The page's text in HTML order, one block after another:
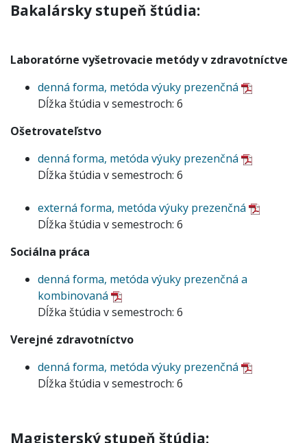
Bakalársky stupeň štúdia:
Laboratórne vyšetrovacie metódy v zdravotníctve
denná forma, metóda výuky prezenčná
Dĺžka štúdia v semestroch: 6
Ošetrovateľstvo
denná forma, metóda výuky prezenčná
Dĺžka štúdia v semestroch: 6
externá forma, metóda výuky prezenčná
Dĺžka štúdia v semestroch: 6
Sociálna práca
denná forma, metóda výuky prezenčná a
kombinovaná
Dĺžka štúdia v semestroch: 6
Verejné zdravotníctvo
denná forma, metóda výuky prezenčná
Dĺžka štúdia v semestroch: 6
Magisterský stupeň štúdia: